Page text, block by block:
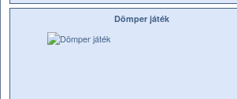
Dömper játék